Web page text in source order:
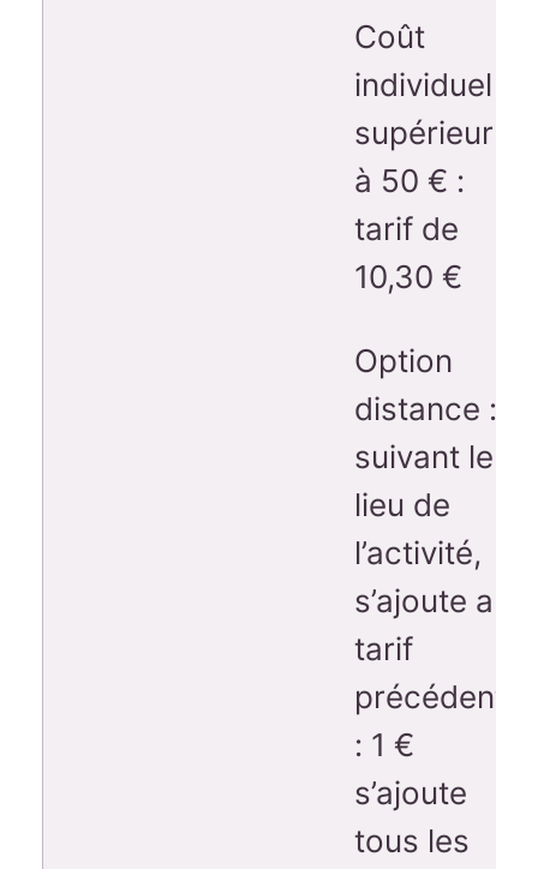
Coût
individuel
supérieur
à 50 € :
tarif de
10,30 €
Option
distance :
suivant le
lieu de
l’activité,
s’ajoute au
tarif
précédent
: 1 €
s’ajoute
tous les